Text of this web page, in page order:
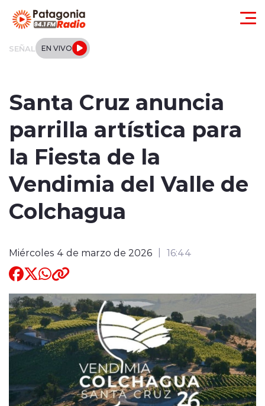
SEÑAL EN VIVO
Local
Tendencias
Internacional
Entrevistas
modo claro
Santa Cruz anuncia
parrilla artística para
la Fiesta de la
Vendimia del Valle de
Colchagua
Miércoles 4 de marzo de 2026 16:44